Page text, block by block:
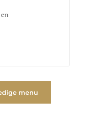
menu